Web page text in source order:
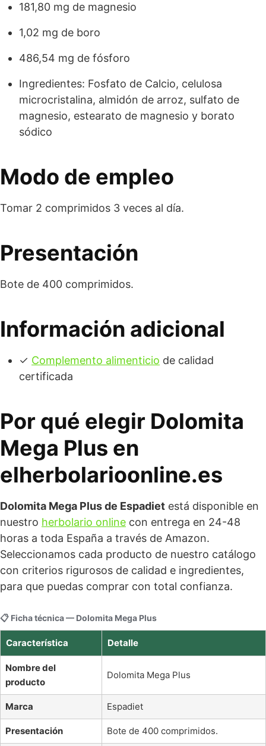
181,80 mg de magnesio
1,02 mg de boro
486,54 mg de fósforo
Ingredientes: Fosfato de Calcio, celulosa
microcristalina, almidón de arroz, sulfato de
magnesio, estearato de magnesio y borato
sódico
Modo de empleo
Tomar 2 comprimidos 3 veces al día.
Presentación
Bote de 400 comprimidos.
Información adicional
✓ Complemento alimenticio de calidad
certificada
Por qué elegir Dolomita
Mega Plus en
elherbolarioonline.es
Dolomita Mega Plus de Espadiet está disponible en
nuestro herbolario online con entrega en 24-48
horas a toda España a través de Amazon.
Seleccionamos cada producto de nuestro catálogo
con criterios rigurosos de calidad e ingredientes,
para que puedas comprar con total confianza.
📋 Ficha técnica — Dolomita Mega Plus
Característica Detalle
Nombre del
producto
Dolomita Mega Plus
Marca Espadiet
Presentación Bote de 400 comprimidos.